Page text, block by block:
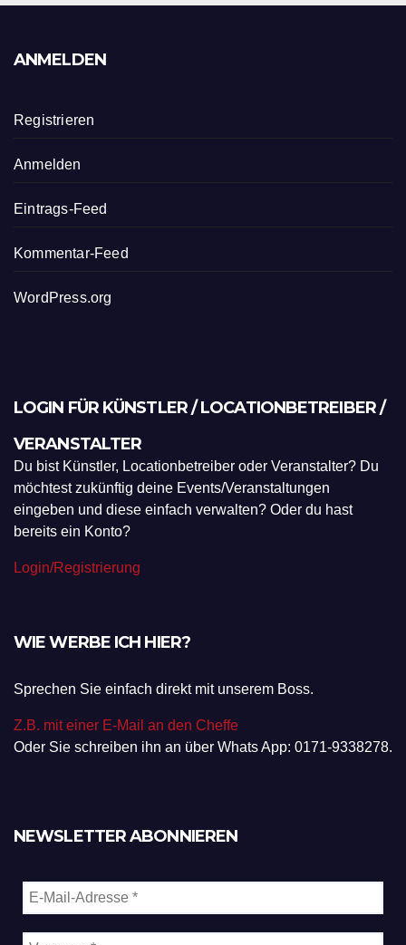
ANMELDEN
Registrieren
Anmelden
Eintrags-Feed
Kommentar-Feed
WordPress.org
LOGIN FÜR KÜNSTLER / LOCATIONBETREIBER /
VERANSTALTER
Du bist Künstler, Locationbetreiber oder Veranstalter? Du
möchtest zukünftig deine Events/Veranstaltungen
eingeben und diese einfach verwalten? Oder du hast
bereits ein Konto?
Login/Registrierung
WIE WERBE ICH HIER?
Sprechen Sie einfach direkt mit unserem Boss.
Z.B. mit einer E-Mail an den Cheffe
Oder Sie schreiben ihn an über Whats App: 0171-9338278.
NEWSLETTER ABONNIEREN